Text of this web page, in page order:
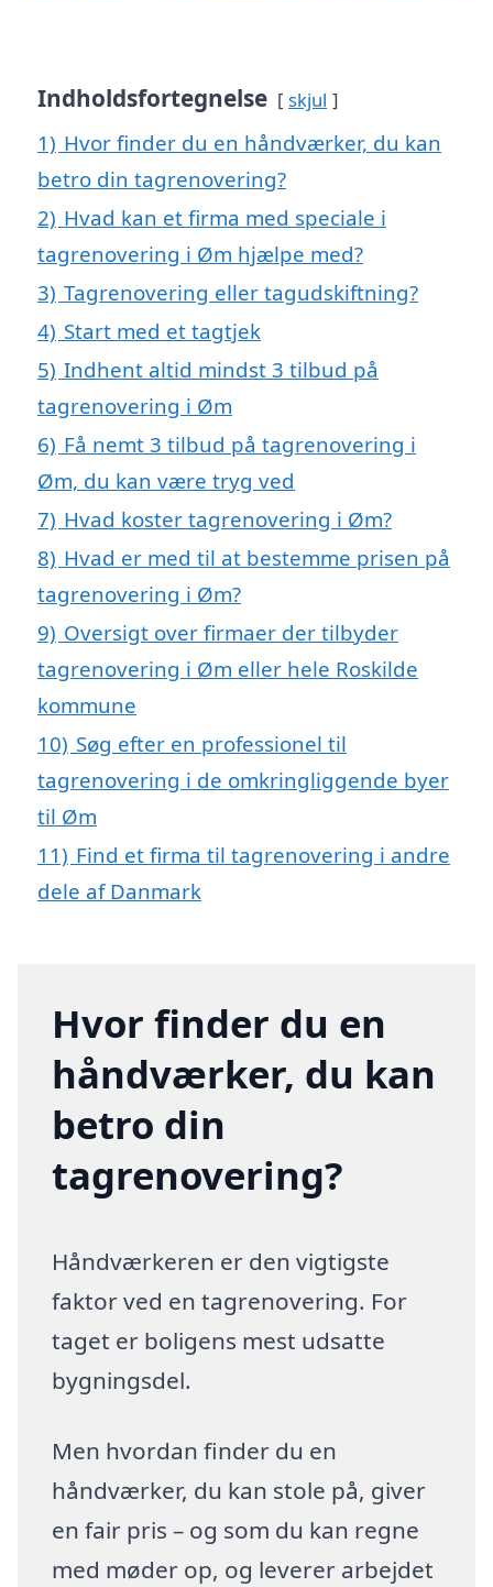
Indholdsfortegnelse skjul
1) Hvor finder du en håndværker, du kan
betro din tagrenovering?
2) Hvad kan et firma med speciale i
tagrenovering i Øm hjælpe med?
3) Tagrenovering eller tagudskiftning?
4) Start med et tagtjek
5) Indhent altid mindst 3 tilbud på
tagrenovering i Øm
6) Få nemt 3 tilbud på tagrenovering i
Øm, du kan være tryg ved
7) Hvad koster tagrenovering i Øm?
8) Hvad er med til at bestemme prisen på
tagrenovering i Øm?
9) Oversigt over firmaer der tilbyder
tagrenovering i Øm eller hele Roskilde
kommune
10) Søg efter en professionel til
tagrenovering i de omkringliggende byer
til Øm
11) Find et firma til tagrenovering i andre
dele af Danmark
Hvor finder du en
håndværker, du kan
betro din
tagrenovering?
Håndværkeren er den vigtigste
faktor ved en tagrenovering. For
taget er boligens mest udsatte
bygningsdel.
Men hvordan finder du en
håndværker, du kan stole på, giver
en fair pris – og som du kan regne
med møder op, og leverer arbejdet